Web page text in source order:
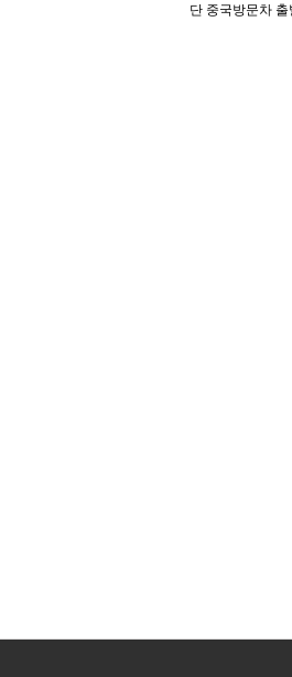
단 중국방문차 출